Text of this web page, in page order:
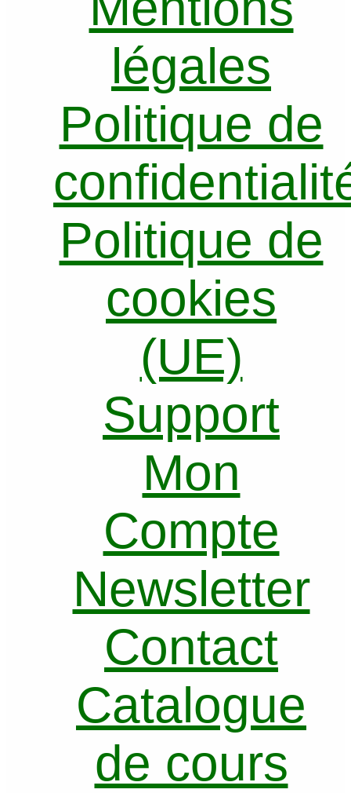
légales
Politique de
Politique de
cookies
(UE)
Support
Mon
Compte
Newsletter
Contact
Catalogue
de cours